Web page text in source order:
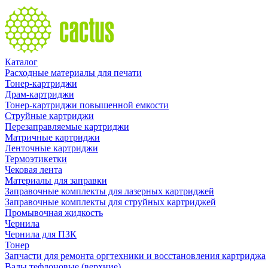
Каталог
Расходные материалы для печати
Тонер-картриджи
Драм-картриджи
Тонер-картриджи повышенной емкости
Струйные картриджи
Перезаправляемые картриджи
Матричные картриджи
Ленточные картриджи
Термоэтикетки
Чековая лента
Материалы для заправки
Заправочные комплекты для лазерных картриджей
Заправочные комплекты для струйных картриджей
Промывочная жидкость
Чернила
Чернила для ПЗК
Тонер
Запчасти для ремонта оргтехники и восстановления картриджа